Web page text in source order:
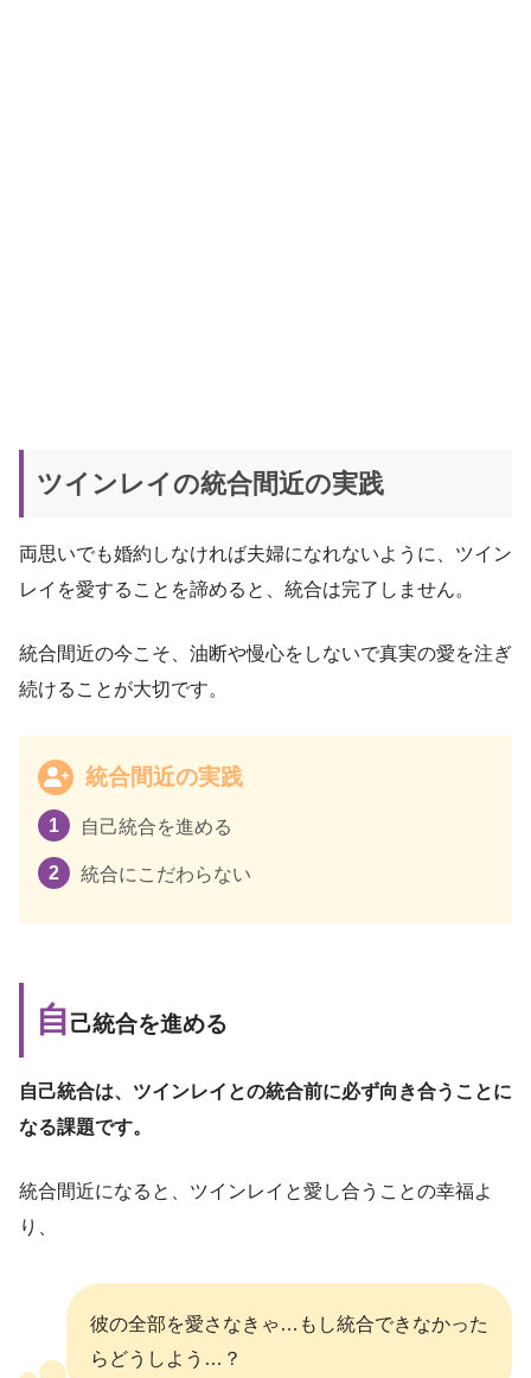
ツインレイの統合間近の実践
両思いでも婚約しなければ夫婦になれないように、ツイン
レイを愛することを諦めると、統合は完了しません。
統合間近の今こそ、油断や慢心をしないで真実の愛を注ぎ
続けることが大切です。
統合間近の実践
自己統合を進める
統合にこだわらない
自己統合を進める
自己統合は、ツインレイとの統合前に必ず向き合うことに
なる課題です。
統合間近になると、ツインレイと愛し合うことの幸福よ
り、
彼の全部を愛さなきゃ…もし統合できなかった
らどうしよう…？